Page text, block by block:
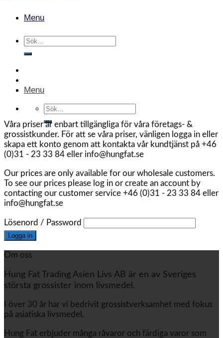
Menu
Sök
Sök
Menu
Våra priser är enbart tillgängliga för våra företags- &
grossistkunder. För att se våra priser, vänligen logga in eller
skapa ett konto genom att kontakta vår kundtjänst på +46
(0)31 - 23 33 84 eller info@hungfat.se
Our prices are only available for our wholesale customers.
To see our prices please log in or create an account by
contacting our customer service +46 (0)31 - 23 33 84 eller
info@hungfat.se
Lösenord / Password
Om oss
Hung Fat Trading Asien Livs AB är en av Sveriges
största grossister inom livsmedel.
I över 30 år har vi bedrivit grossistverksamhet med fokus
på asiatiska livsmedel.
Hung Fat erbjuder många råvaror och färdiga varor som